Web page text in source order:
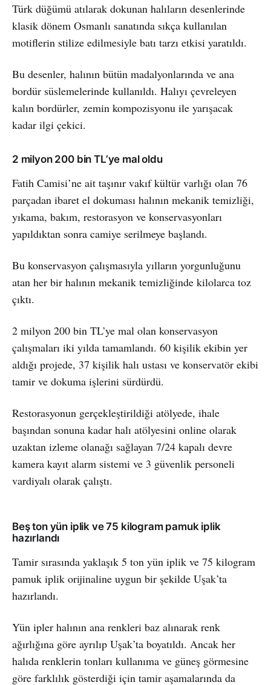
Türk düğümü atılarak dokunan halıların desenlerinde
klasik dönem Osmanlı sanatında sıkça kullanılan
motiflerin stilize edilmesiyle batı tarzı etkisi yaratıldı.
Bu desenler, halının bütün madalyonlarında ve ana
bordür süslemelerinde kullanıldı. Halıyı çevreleyen
kalın bordürler, zemin kompozisyonu ile yarışacak
kadar ilgi çekici.
2 milyon 200 bin TL’ye mal oldu
Fatih Camisi’ne ait taşınır vakıf kültür varlığı olan 76
parçadan ibaret el dokuması halının mekanik temizliği,
yıkama, bakım, restorasyon ve konservasyonları
yapıldıktan sonra camiye serilmeye başlandı.
Bu konservasyon çalışmasıyla yılların yorgunluğunu
atan her bir halının mekanik temizliğinde kilolarca toz
çıktı.
2 milyon 200 bin TL’ye mal olan konservasyon
çalışmaları iki yılda tamamlandı. 60 kişilik ekibin yer
aldığı projede, 37 kişilik halı ustası ve konservatör ekibi
tamir ve dokuma işlerini sürdürdü.
Restorasyonun gerçekleştirildiği atölyede, ihale
başından sonuna kadar halı atölyesini online olarak
uzaktan izleme olanağı sağlayan 7/24 kapalı devre
kamera kayıt alarm sistemi ve 3 güvenlik personeli
vardiyalı olarak çalıştı.
Beş ton yün iplik ve 75 kilogram pamuk iplik
hazırlandı
Tamir sırasında yaklaşık 5 ton yün iplik ve 75 kilogram
pamuk iplik orijinaline uygun bir şekilde Uşak’ta
hazırlandı.
Yün ipler halının ana renkleri baz alınarak renk
ağırlığına göre ayrılıp Uşak’ta boyatıldı. Ancak her
halıda renklerin tonları kullanıma ve güneş görmesine
göre farklılık gösterdiği için tamir aşamalarında da